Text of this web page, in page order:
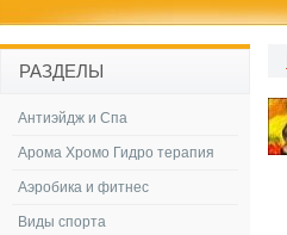
РАЗДЕЛЫ
Антиэйдж и Спа
Арома Хромо Гидро терапия
Аэробика и фитнес
Виды спорта